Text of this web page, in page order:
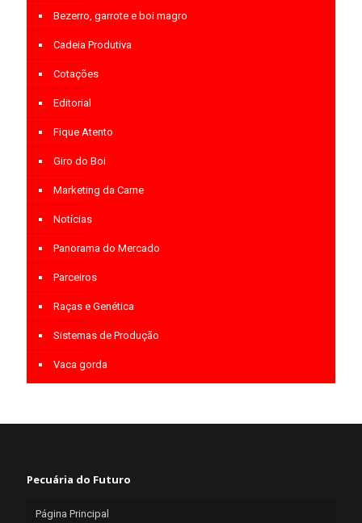
Bezerro, garrote e boi magro
Cadeia Produtiva
Cotações
Editorial
Fique Atento
Giro do Boi
Marketing da Carne
Notícias
Panorama do Mercado
Parceiros
Raças e Genética
Sistemas de Produção
Vaca gorda
Pecuária do Futuro
Página Principal